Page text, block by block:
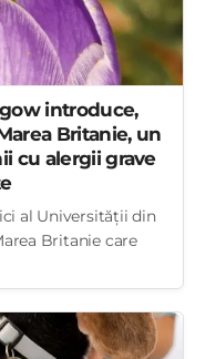
introduce,
Britanie, un
cu alergii grave
al Universității din
Britanie care